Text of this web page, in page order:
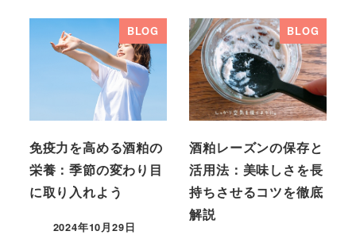
BLOG
免疫力を高める酒粕の
栄養：季節の変わり目
に取り入れよう
2024年10月29日
BLOG
酒粕レーズンの保存と
活用法：美味しさを長
持ちさせるコツを徹底
解説